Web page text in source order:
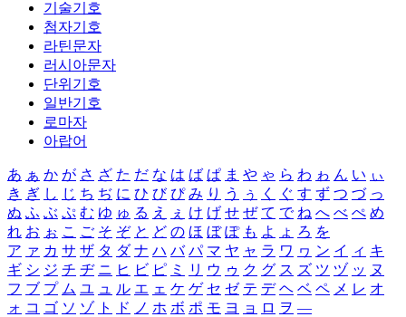
기술기호
첨자기호
라틴문자
러시아문자
단위기호
일반기호
로마자
아랍어
あ ぁ か が さ ざ た だ な は ば ぱ ま や ゃ ら わ ゎ ん い ぃ
き ぎ し じ ち ぢ に ひ び ぴ み り う ぅ く ぐ す ず つ づ っ
ぬ ふ ぶ ぷ む ゆ ゅ る え ぇ け げ せ ぜ て で ね へ べ ぺ め
れ お ぉ こ ご そ ぞ と ど の ほ ぼ ぽ も よ ょ ろ を
ア ァ カ サ ザ タ ダ ナ ハ バ パ マ ヤ ャ ラ ワ ヮ ン イ ィ キ
ギ シ ジ チ ヂ ニ ヒ ビ ピ ミ リ ウ ゥ ク グ ス ズ ツ ヅ ッ ヌ
フ ブ プ ム ユ ュ ル エ ェ ケ ゲ セ ゼ テ デ ヘ ベ ペ メ レ オ
ォ コ ゴ ソ ゾ ト ド ノ ホ ボ ポ モ ヨ ョ ロ ヲ ―